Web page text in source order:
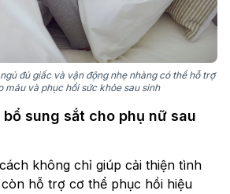
đủ giấc và vận động nhẹ nhàng có thể hỗ trợ
máu và phục hồi sức khỏe sau sinh
sung sắt cho phụ nữ sau
không chỉ giúp cải thiện tình
hỗ trợ cơ thể phục hồi hiệu